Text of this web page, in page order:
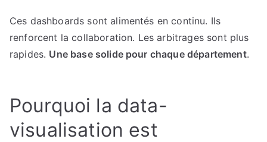
Ces dashboards sont alimentés en continu. Ils
renforcent la collaboration. Les arbitrages sont plus
rapides. Une base solide pour chaque département.
Pourquoi la data-
visualisation est